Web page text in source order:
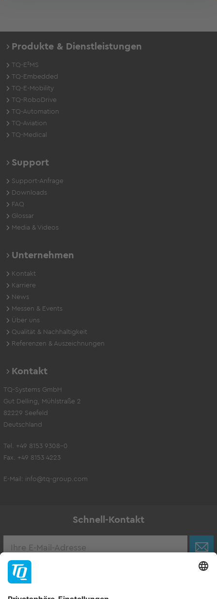
Produkte & Dienstleistungen
TQ-E²MS
TQ-Embedded
TQ-E-Mobility
TQ-RoboDrive
TQ-Automation
TQ-Aviation
TQ-Medical
Support
Support-Anfrage
Downloads
FAQ
Glossar
Media & Videos
Unternehmen
Kontakt
Karriere
News
Messen & Events
Über uns
Qualität & Nachhaltigkeit
Referenzen & Auszeichnungen
Kontakt
TQ-Systems GmbH
Gut Delling, Mühlstraße 2
82229 Seefeld
Deutschland
Tel. +49 8153 9308-0
Fax. +49 8153 4223
E-Mail: info@tq-group.com
Schnell-Kontakt